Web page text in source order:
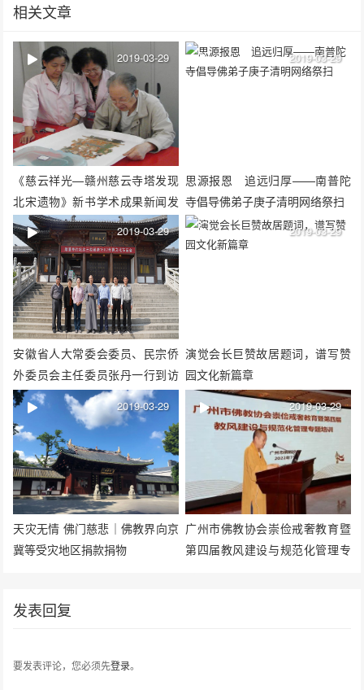
相关文章
《慈云祥光—赣州慈云寺塔发现
北宋遗物》新书学术成果新闻发
布会在社科院考古所举行
2019-03-29
思源报恩 追远归厚——南普陀
寺倡导佛弟子庚子清明网络祭扫
2019-03-29
安徽省人大常委会委员、民宗侨
外委员会主任委员张丹一行到访
天柱山三祖禅寺
2019-03-29
演觉会长巨赞故居题词，谱写赞
园文化新篇章
2019-03-29
天灾无情 佛门慈悲｜佛教界向京
冀等受灾地区捐款捐物
2019-03-29
广州市佛教协会崇俭戒奢教育暨
第四届教风建设与规范化管理专
2019-03-29
发表回复
要发表评论，您必须先登录。